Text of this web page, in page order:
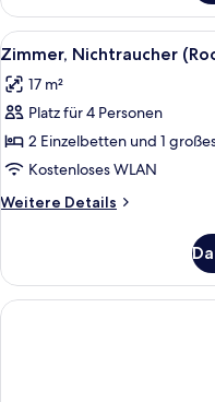
Nichtraucher
(Room
for
Alle
Fotos
für
Zimmer,
Nichtraucher
(Room
for
4)
11
Zimmer, Nichtraucher
17 m²
Platz für 4 Personen
2 Einzelbetten und 1
Kostenloses WLAN
Weitere Details
Weitere
Nichtraucher
(Room
for